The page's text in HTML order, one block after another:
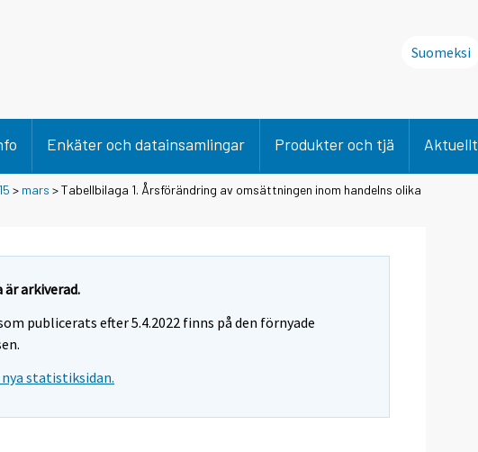
Suomeksi
Enkäter och datainsamlingar Produkter och tjä Aktuellt
> mars > Tabellbilaga 1. Årsförändring av omsättningen inom handelns olika
är arkiverad.
publicerats efter 5.4.2022 finns på den förnyade
statistiksidan.